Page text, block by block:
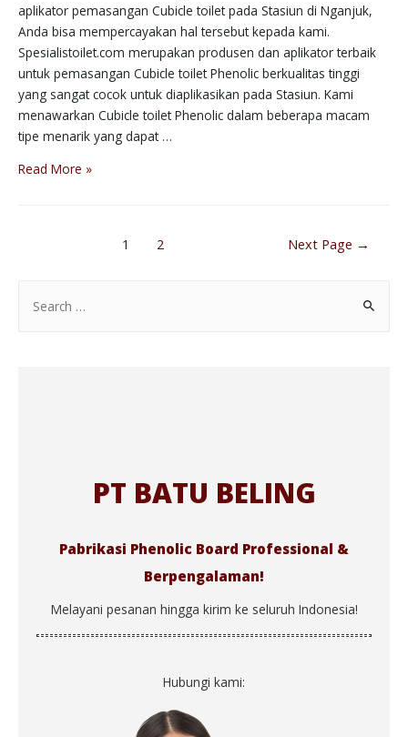
aplikator pemasangan Cubicle toilet pada Stasiun di Nganjuk,
Anda bisa mempercayakan hal tersebut kepada kami.
Spesialistoilet.com merupakan produsen dan aplikator terbaik
untuk pemasangan Cubicle toilet Phenolic berkualitas tinggi
yang sangat cocok untuk diaplikasikan pada Stasiun. Kami
menawarkan Cubicle toilet Phenolic dalam beberapa macam
tipe menarik yang dapat …
Read More »
1 2 Next Page →
PT BATU BELING
Pabrikasi Phenolic Board Professional &
Berpengalaman!
Melayani pesanan hingga kirim ke seluruh Indonesia!
Hubungi kami: